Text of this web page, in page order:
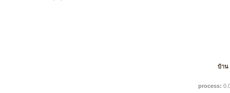
บ้าน
process: